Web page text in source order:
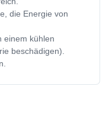
die Energie von
einem kühlen
beschädigen).